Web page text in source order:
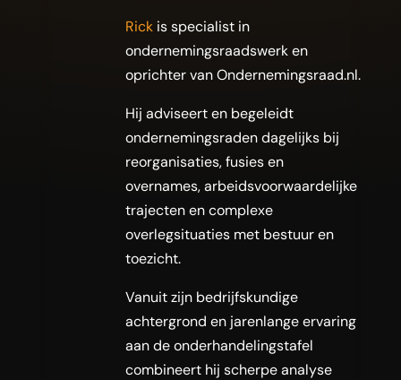
Rickis specialist in
ondernemingsraadswerk en
oprichter van Ondernemingsraad.nl.
Hij adviseert en begeleidt
ondernemingsraden dagelijks bij
reorganisaties, fusies en
overnames, arbeidsvoorwaardelijke
trajecten en complexe
overlegsituaties met bestuur en
toezicht.
Vanuit zijn bedrijfskundige
achtergrond en jarenlange ervaring
aan de onderhandelingstafel
combineert hij scherpe analyse